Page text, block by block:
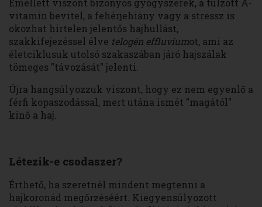
Emellett viszont bizonyos gyógyszerek, a túlzott A-
vitamin bevitel, a fehérjehiány vagy a stressz is
okozhat hirtelen jelentős hajhullást,
szakkifejezéssel élve telogén effluviumot, ami az
életciklusuk utolsó szakaszában járó hajszálak
tömeges "távozását" jelenti.
Újra hangsúlyozzuk viszont, hogy ez nem egyenlő a
férfi kopaszodással, mert utána ismét "magától"
kinő a haj.
Létezik-e csodaszer?
Érthető, ha szeretnél mindent megtenni a
hajkoronád megőrzéséért. Kiegyensúlyozott